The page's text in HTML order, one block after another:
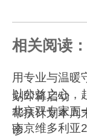
相关阅读：
用专业与温暖
划即将启动
以公益之心，
帮扶计划本周
北京双专家五
诊
南京维多利亚